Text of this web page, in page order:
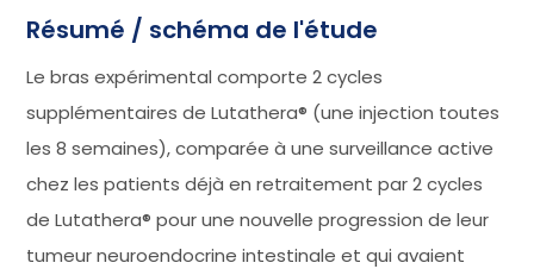
Résumé / schéma de l'étude
Le bras expérimental comporte 2 cycles
supplémentaires de Lutathera® (une injection toutes
les 8 semaines), comparée à une surveillance active
chez les patients déjà en retraitement par 2 cycles
de Lutathera® pour une nouvelle progression de leur
tumeur neuroendocrine intestinale et qui avaient